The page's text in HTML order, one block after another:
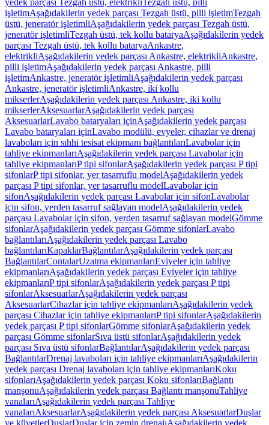
yedek parçası Tezgah üstü, elektrikli Tezgah üstü, pilli
işletimAşağıdakilerin yedek parçası Tezgah üstü, pilli işletimTezgah
üstü, jeneratör işletimliAşağıdakilerin yedek parçası Tezgah üstü,
jeneratör işletimliTezgah üstü, tek kollu bataryaAşağıdakilerin yedek
parçası Tezgah üstü, tek kollu bataryaAnkastre,
elektrikliAşağıdakilerin yedek parçası Ankastre, elektrikliAnkastre,
pilli işletimAşağıdakilerin yedek parçası Ankastre, pilli
işletimAnkastre, jeneratör işletimliAşağıdakilerin yedek parçası
Ankastre, jeneratör işletimliAnkastre, iki kollu
mikserlerAşağıdakilerin yedek parçası Ankastre, iki kollu
mikserlerAksesuarlarAşağıdakilerin yedek parçası
AksesuarlarLavabo bataryaları içinAşağıdakilerin yedek parçası
Lavabo bataryaları içinLavabo modülü, evyeler, cihazlar ve drenaj
lavaboları için sıhhi tesisat ekipmanı bağlantılarıLavabolar için
tahliye ekipmanlarıAşağıdakilerin yedek parçası Lavabolar için
tahliye ekipmanlarıP tipi sifonlarAşağıdakilerin yedek parçası P tipi
sifonlarP tipi sifonlar, yer tasarruflu modelAşağıdakilerin yedek
parçası P tipi sifonlar, yer tasarruflu modelLavabolar için
sifonAşağıdakilerin yedek parçası Lavabolar için sifonLavabolar
için sifon, yerden tasarruf sağlayan modelAşağıdakilerin yedek
parçası Lavabolar için sifon, yerden tasarruf sağlayan modelGömme
sifonlarAşağıdakilerin yedek parçası Gömme sifonlarLavabo
bağlantılarıAşağıdakilerin yedek parçası Lavabo
bağlantılarıKapaklarBağlantılarAşağıdakilerin yedek parçası
BağlantılarContalarUzatma ekipmanlarıEviyeler için tahliye
ekipmanlarıAşağıdakilerin yedek parçası Eviyeler için tahliye
ekipmanlarıP tipi sifonlarAşağıdakilerin yedek parçası P tipi
sifonlarAksesuarlarAşağıdakilerin yedek parçası
AksesuarlarCihazlar için tahliye ekipmanlarıAşağıdakilerin yedek
parçası Cihazlar için tahliye ekipmanlarıP tipi sifonlarAşağıdakilerin
yedek parçası P tipi sifonlarGömme sifonlarAşağıdakilerin yedek
parçası Gömme sifonlarSıva üstü sifonlarAşağıdakilerin yedek
parçası Sıva üstü sifonlarBağlantılarAşağıdakilerin yedek parçası
BağlantılarDrenaj lavaboları için tahliye ekipmanlarıAşağıdakilerin
yedek parçası Drenaj lavaboları için tahliye ekipmanlarıKoku
sifonlarıAşağıdakilerin yedek parçası Koku sifonlarıBağlantı
manşonuAşağıdakilerin yedek parçası Bağlantı manşonuTahliye
vanalarıAşağıdakilerin yedek parçası Tahliye
vanalarıAksesuarlarAşağıdakilerin yedek parçası AksesuarlarDuşlar
ve küvetlerDuşlarDuşlar için zemin drenajıAşağıdakilerin yedek